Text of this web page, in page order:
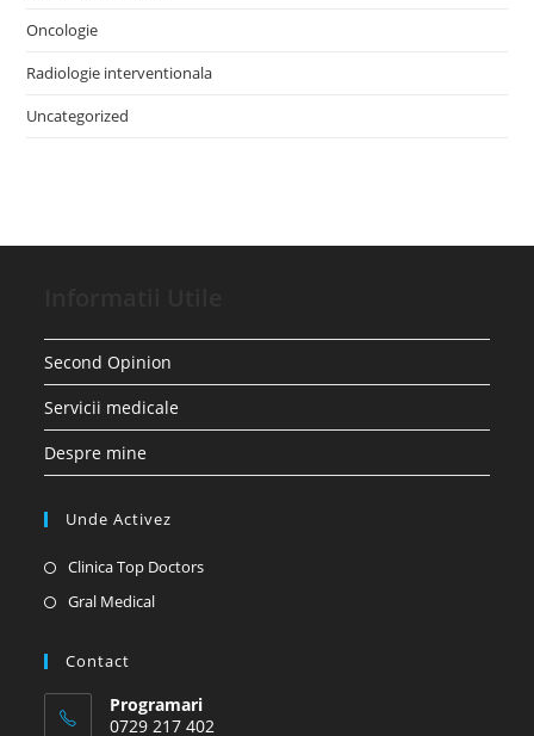
Oncologie
Radiologie interventionala
Uncategorized
Second Opinion
Servicii medicale
Despre mine
Unde Activez
Clinica Top DoctorsOpens
Gral MedicalOpens
tab
Contact
Programari
0729 217 402